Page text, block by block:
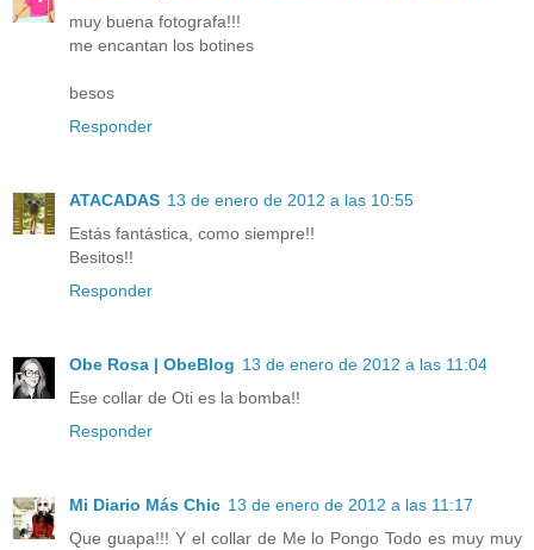
muy buena fotografa!!!
me encantan los botines
besos
Responder
ATACADAS 13 de enero de 2012 a las 10:55
Estás fantástica, como siempre!!
Besitos!!
Responder
Obe Rosa | ObeBlog 13 de enero de 2012 a las 11:04
Ese collar de Oti es la bomba!!
Responder
Mi Diario Más Chic 13 de enero de 2012 a las 11:17
Que guapa!!! Y el collar de Me lo Pongo Todo es muy muy